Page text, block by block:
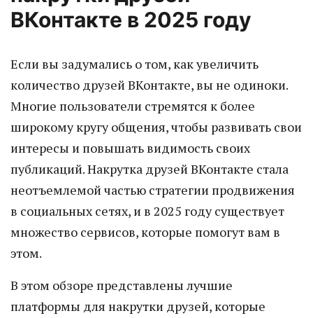
ВКонтакте в 2025 году
Если вы задумались о том, как увеличить
количество друзей ВКонтакте, вы не одиноки.
Многие пользователи стремятся к более
широкому кругу общения, чтобы развивать свои
интересы и повышать видимость своих
публикаций. Накрутка друзей ВКонтакте стала
неотъемлемой частью стратегии продвижения
в социальных сетях, и в 2025 году существует
множество сервисов, которые помогут вам в
этом.
В этом обзоре представлены лучшие
платформы для накрутки друзей, которые